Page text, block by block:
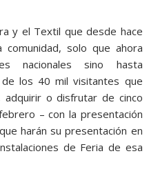
y el Textil que desde hace
solo que ahora
nacionales sino hasta
los 40 mil visitantes que
adquirir o disfrutar de cinco
– con la presentación
harán su presentación en
de Feria de esa